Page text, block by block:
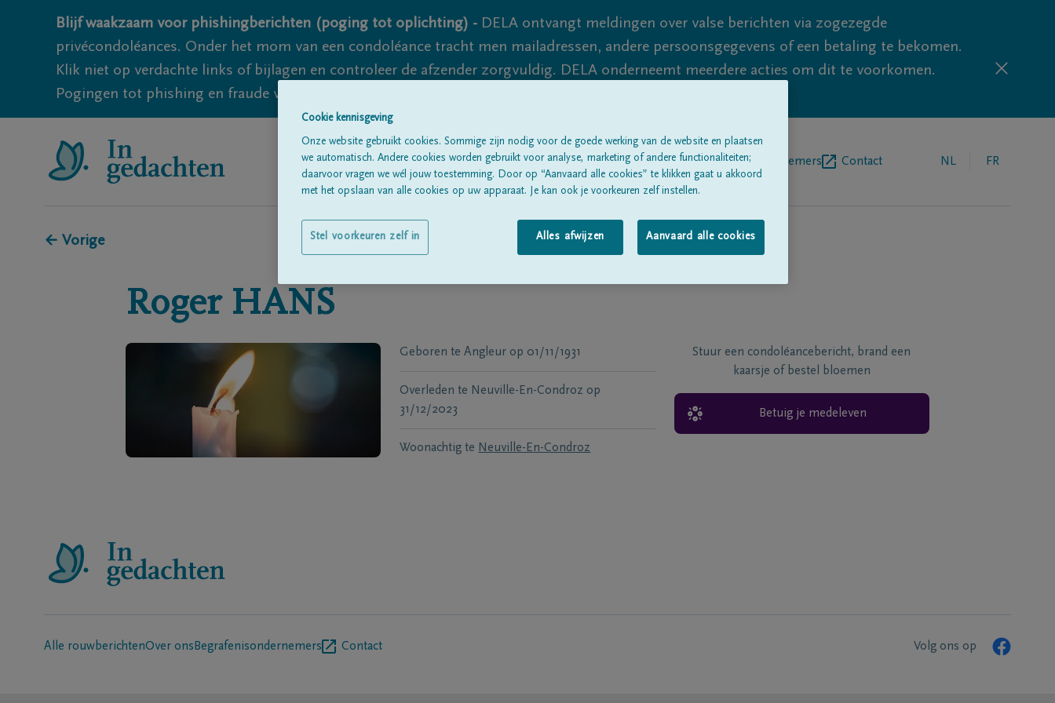
Blijf waakzaam voor phishingberichten (poging tot oplichting) - DELA ontvangt meldingen over valse berichten via zogezegde
privécondoléances. Onder het mom van een condoléance tracht men mailadressen, andere persoonsgegevens of een betaling te bekomen.
Klik niet op verdachte links of bijlagen en controleer de afzender zorgvuldig. DELA onderneemt meerdere acties om dit te voorkomen.
Pogingen tot phishing en fraude vallen echter nooit volledig uit te sluiten, dus blijf waakzaam.
Alle rouwberichten Over onsBegrafenisondernemers Contact NL FR
← Vorige
Roger HANS
Geboren te Angleur op 01/11/1931
Overleden te Neuville-En-Condroz op
31/12/2023
Woonachtig te Neuville-En-Condroz
Stuur een condoléancebericht, brand een
kaarsje of bestel bloemen
Betuig je medeleven
Alle rouwberichtenOver ons Begrafenisondernemers Contact Volg ons op
Cookie kennisgeving
Onze website gebruikt cookies. Sommige zijn nodig voor de goede werking van de website en plaatsen
we automatisch. Andere cookies worden gebruikt voor analyse, marketing of andere functionaliteiten;
daarvoor vragen we wél jouw toestemming. Door op “Aanvaard alle cookies” te klikken gaat u akkoord
met het opslaan van alle cookies op uw apparaat. Je kan ook je voorkeuren zelf instellen.
Alles afwijzen Aanvaard alle cookies
Stel voorkeuren zelf in